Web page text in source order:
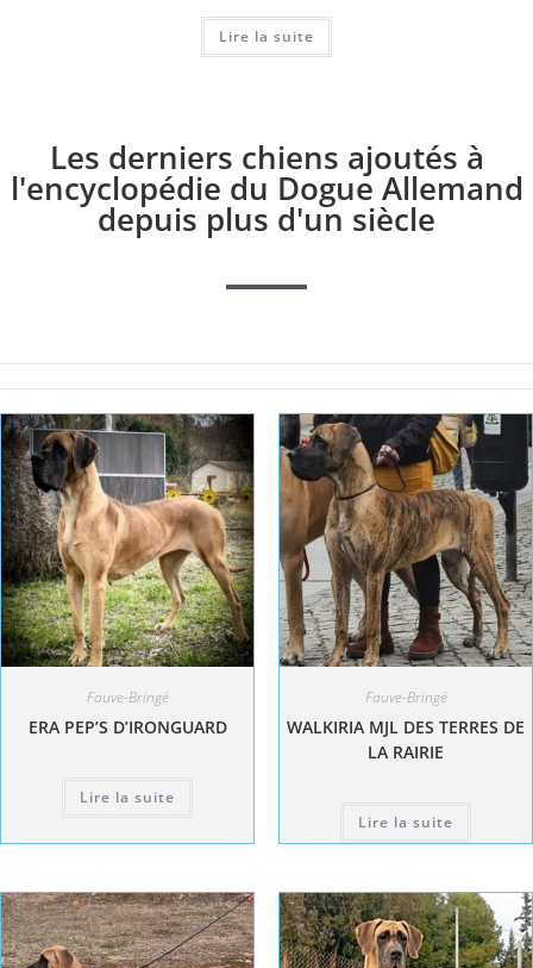
Lire la suite
Les derniers chiens ajoutés à
l'encyclopédie du Dogue Allemand
depuis plus d'un siècle
Fauve-Bringé
ERA PEP’S D’IRONGUARD
Lire la suite
Fauve-Bringé
WALKIRIA MJL DES TERRES DE
LA RAIRIE
Lire la suite